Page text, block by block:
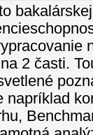
2 časti.
napríklad